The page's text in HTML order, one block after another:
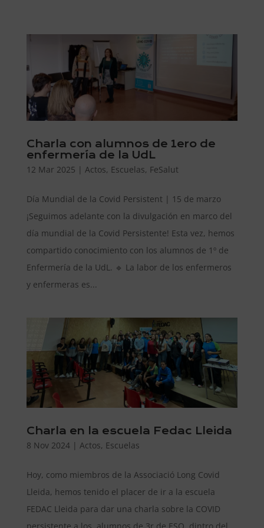
Charla con alumnos de 1ero de
enfermería de la UdL
12 Mar 2025 | Actos, Escuelas, FeSalut
Día Mundial de la Covid Persistent | 15 de marzo
¡Seguimos adelante con la divulgación en marco del
día mundial de la Covid Persistente! Esta vez, hemos
compartido conocimiento con los alumnos de 1º de
Enfermería de la UdL. 🔹 La labor de los enfermeros
y enfermeras es...
Charla en la escuela Fedac Lleida
8 Nov 2024| Actos, Escuelas
Hoy, como miembros de la Associació Long Covid
Lleida, hemos tenido el placer de ir a la escuela
FEDAC Lleida para dar una charla sobre la COVID